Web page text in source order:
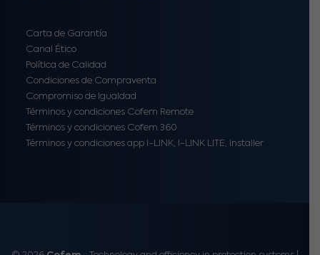
Carta de Garantía
Canal Ético
Política de Calidad
Condiciones de Compraventa
Compromiso de Igualdad
Términos y condiciones Cofem Remote
Términos y condiciones Cofem 360
Términos y condiciones app I-LINK, I-LINK LITE, Installer